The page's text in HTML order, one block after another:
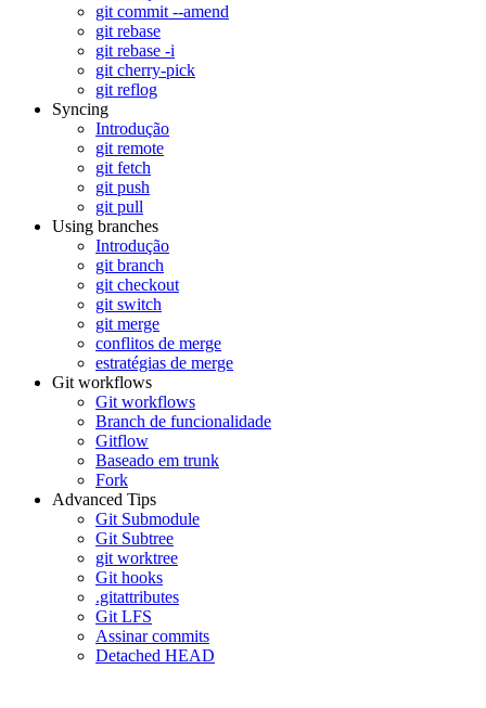
git commit --amend
git rebase
git rebase -i
git cherry-pick
git reflog
Syncing
Introdução
git remote
git fetch
git push
git pull
Using branches
Introdução
git branch
git checkout
git switch
git merge
conflitos de merge
estratégias de merge
Git workflows
Git workflows
Branch de funcionalidade
Gitflow
Baseado em trunk
Fork
Advanced Tips
Git Submodule
Git Subtree
git worktree
Git hooks
.gitattributes
Git LFS
Assinar commits
Detached HEAD